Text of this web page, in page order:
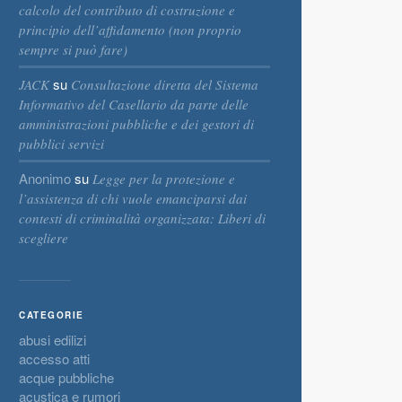
calcolo del contributo di costruzione e
principio dell’affidamento (non proprio
sempre si può fare)
JACKsu Consultazione diretta del Sistema
Informativo del Casellario da parte delle
amministrazioni pubbliche e dei gestori di
pubblici servizi
Anonimosu Legge per la protezione e
l’assistenza di chi vuole emanciparsi dai
contesti di criminalità organizzata: Liberi di
scegliere
CATEGORIE
abusi edilizi
accesso atti
acque pubbliche
acustica e rumori